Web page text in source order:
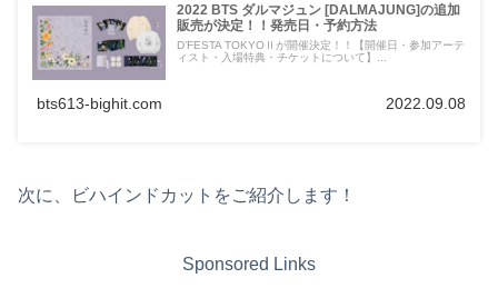
2022 BTS ダルマジュン [DALMAJUNG]の追加
販売が決定！！発売日・予約方法
D’FESTA TOKYOⅡが開催決定！！【開催日・参加アーテ
ィスト・入場特典・チケットについて】...
bts613-bighit.com 2022.09.08
次に、ビハインドカットをご紹介します！
Sponsored Links